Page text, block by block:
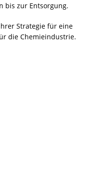
bis zur Entsorgung.
Strategie für eine
die Chemieindustrie.